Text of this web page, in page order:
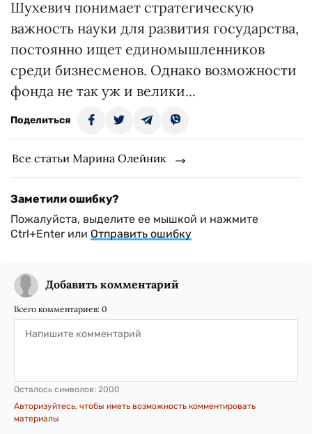
Шухевич понимает стратегическую
важность науки для развития государства,
постоянно ищет единомышленников
среди бизнесменов. Однако возможности
фонда не так уж и велики...
Поделиться
Все статьи Марина Олейник
Заметили ошибку?
Пожалуйста, выделите ее мышкой и нажмите
Ctrl+Enter или Отправить ошибку
Добавить комментарий
Всего комментариев: 0
Осталось символов: 2000
Авторизуйтесь, чтобы иметь возможность комментировать
материалы